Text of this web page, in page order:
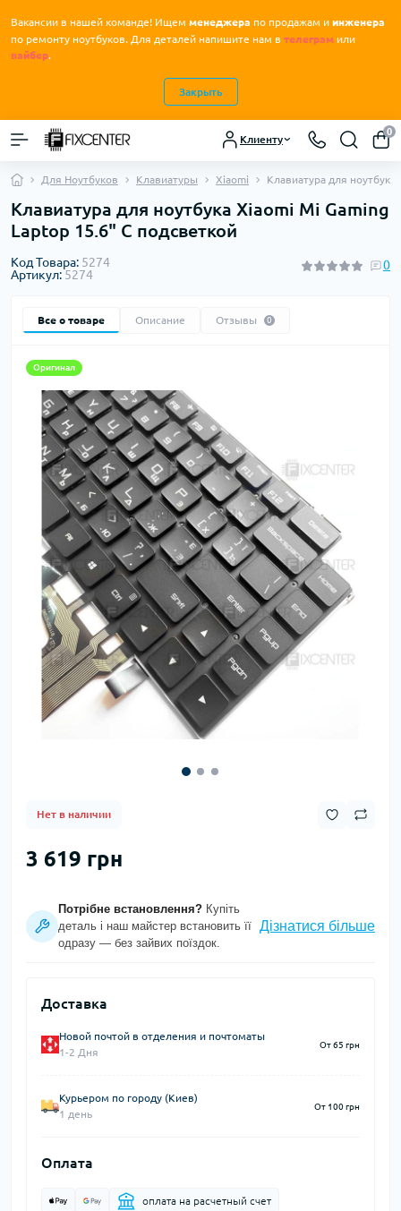
Вакансии в нашей команде! Ищем менеджера по продажам и инженера
по ремонту ноутбуков. Для деталей напишите нам в телеграм или
вайбер.
Закрыть
Клиенту
0
Для Ноутбуков Клавиатуры Xiaomi Клавиатура для
Клавиатура для ноутбука Xiaomi Mi Gaming
Laptop 15.6" С подсветкой
Код Товара: 5274
Артикул: 5274
0
Все о товаре Описание Отзывы 0
Оригинал
Нет в наличии
3 619 грн
Потрібне встановлення? Купіть
деталь і наш майстер встановить її
одразу — без зайвих поїздок.
Дізнатися більше
Доставка
Новой почтой в отделения и почтоматы
1-2 Дня
От 65 грн
Курьером по городу (Киев)
1 день
От 100 грн
Оплата
оплата на расчетный счет